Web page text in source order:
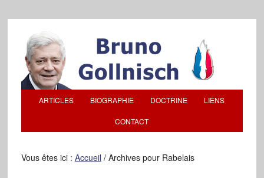
ARTICLES BIOGRAPHIE DOCTRINE LIENS
CONTACT
Vous êtes ici : Accueil /Archives pour Rabelais